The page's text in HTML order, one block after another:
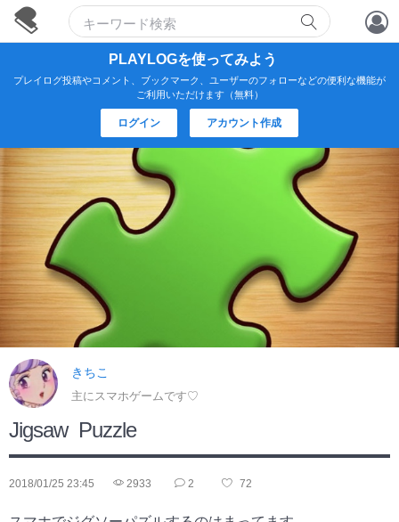
アカウント作成
ログイン
PLAYLOGを使ってみよう
プレイログ投稿やコメント、ブックマーク、ユーザーのフォローなどの便利な機能が
ご利用いただけます（無料）
ログイン アカウント作成
きちこ
主にスマホゲームです♡
Jigsaw Puzzle
2018/01/25 23:45 2933 2 72